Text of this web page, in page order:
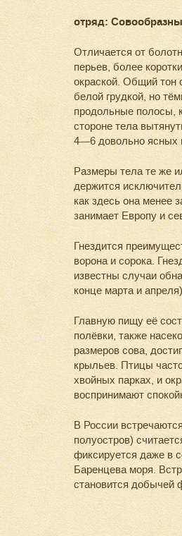
отряд:
Отличается от
перьев, более
окраской. Общий тон
белой грудкой, но
продольные полосы,
стороне тела
4—6 довольно ясных
Размеры тела те же
держится
как здесь она менее
занимает Европу и
Гнездится
ворона и сорока.
известны случаи
конце марта и
Главную пищу её
полёвки, также
размеров сова,
крыльев. Птицы
хвойных парках, и
воспринимают
В России
полуостров)
фиксируется даже в
Баренцева моря.
становится добычей